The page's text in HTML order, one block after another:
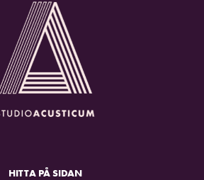
HITTA PÅ SIDAN